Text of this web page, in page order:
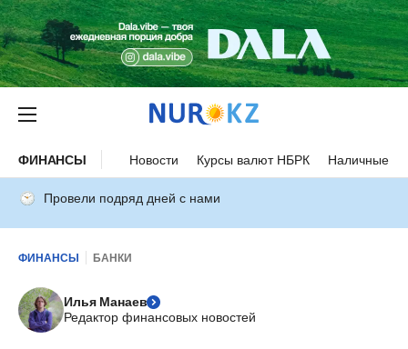
ФИНАНСЫ Новости Курсы валют НБРК Наличные
Провели подряд дней с нами
ФИНАНСЫ БАНКИ
Илья Манаев
Редактор финансовых новостей